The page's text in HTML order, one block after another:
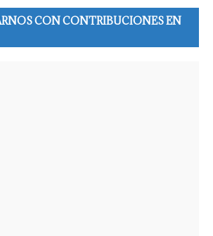
CON CONTRIBUCIONES EN